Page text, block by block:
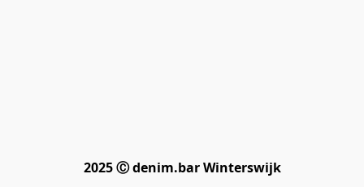
2025 Ⓒ denim.bar Winterswijk